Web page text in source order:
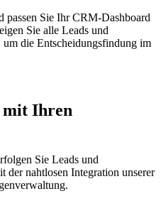
passen Sie Ihr CRM-Dashboard
Sie alle Leads und
die Entscheidungsfindung im
mit Ihren
Sie Leads und
der nahtlosen Integration unserer